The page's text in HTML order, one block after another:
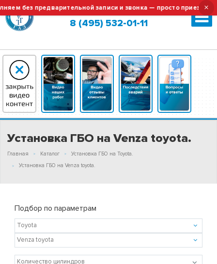
без предварительной записи и звонка — просто приезжайте!
×
Москва (сменить город?)
8 (495) 532-01-11
Установка ГБО на Venza toyota.
Главная Каталог
Установка ГБО на Toyota.
Установка ГБО на Venza toyota.
Подбор по параметрам